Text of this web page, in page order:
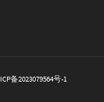
备2023079564号-1